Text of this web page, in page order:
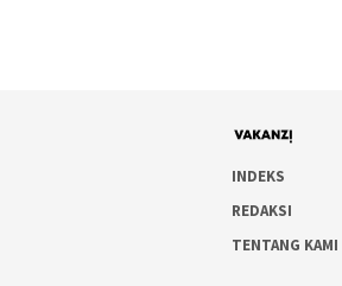
INDEKS
REDAKSI
TENTANG KAMI